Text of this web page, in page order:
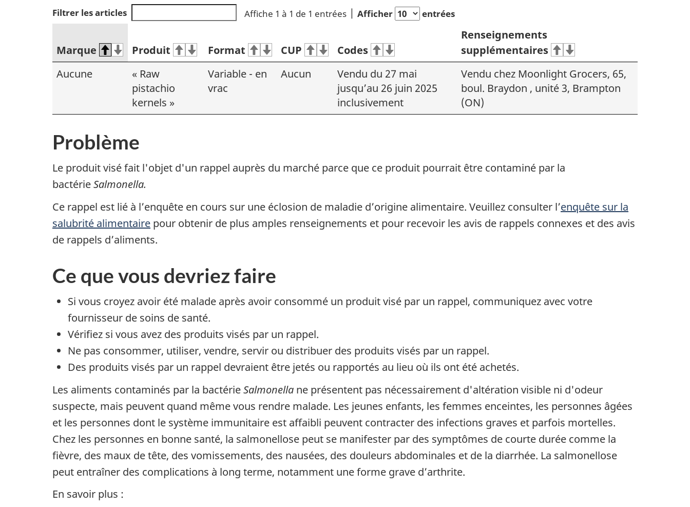
Filtrer les articles Affiche 1 à 1 de 1 entrées Afficher entrées
Marque Produit Format CUP Codes
Renseignements
supplémentaires
Aucune
« Raw
pistachio
kernels »
Variable - en
vrac
Aucun
Vendu du 27 mai
jusqu’au 26 juin 2025
inclusivement
Vendu chez Moonlight Grocers, 65,
boul. Braydon , unité 3, Brampton
(ON)
Problème
Le produit visé fait l'objet d'un rappel auprès du marché parce que ce produit pourrait être contaminé par la
bactérieSalmonella.
Ce rappel est lié à l’enquête en cours sur une éclosion de maladie d’origine alimentaire. Veuillez consulter l’enquête sur la
salubrité alimentaire pour obtenir de plus amples renseignements et pour recevoir les avis de rappels connexes et des avis
de rappels d’aliments.
Ce que vous devriez faire
Si vous croyez avoir été malade après avoir consommé un produit visé par un rappel, communiquez avec votre
fournisseur de soins de santé.
Vérifiez si vous avez des produits visés par un rappel.
Ne pas consommer, utiliser, vendre, servir ou distribuer des produits visés par un rappel.
Des produits visés par un rappel devraient être jetés ou rapportés au lieu où ils ont été achetés.
Les aliments contaminés par la bactérieSalmonella ne présentent pas nécessairement d'altération visible ni d'odeur
suspecte, mais peuvent quand même vous rendre malade. Les jeunes enfants, les femmes enceintes, les personnes âgées
et les personnes dont le système immunitaire est affaibli peuvent contracter des infections graves et parfois mortelles.
Chez les personnes en bonne santé, la salmonellose peut se manifester par des symptômes de courte durée comme la
fièvre, des maux de tête, des vomissements, des nausées, des douleurs abdominales et de la diarrhée. La salmonellose
peut entraîner des complications à long terme, notamment une forme grave d’arthrite.
En savoir plus :